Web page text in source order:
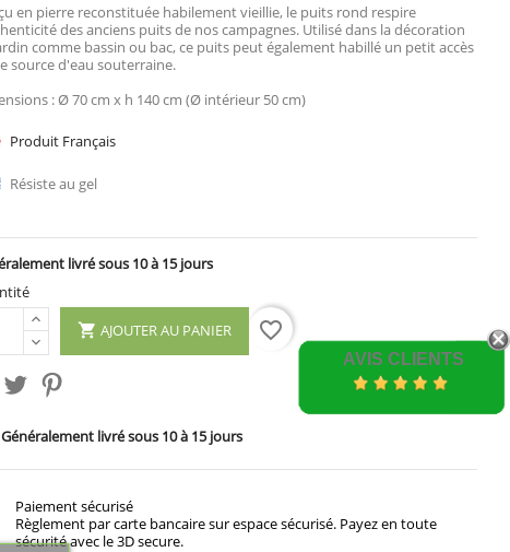
en pierre reconstituée habilement vieillie, le puits rond respire
des anciens puits de nos campagnes. Utilisé dans la décoration
comme bassin ou bac, ce puits peut également habillé un petit accès
source d'eau souterraine.
: Ø 70 cm x h 140 cm (Ø intérieur 50 cm)
Produit Français
Résiste au gel
livré sous 10 à 15 jours
 AJOUTER AU PANIER favorite_border
Généralement livré sous 10 à 15 jours
Paiement sécurisé
Règlement par carte bancaire sur espace sécurisé. Payez en toute
sécurité avec le 3D secure.
AVIS CLIENTS